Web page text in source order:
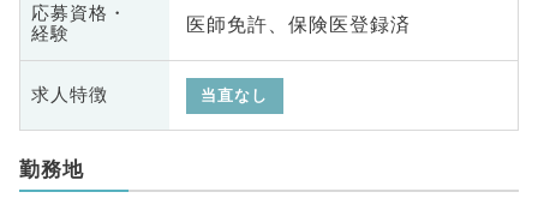
応募資格・
経験
医師免許、保険医登録済
求人特徴 当直なし
勤務地